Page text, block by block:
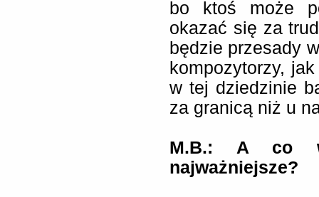
bo ktoś może
okazać się za
będzie przesady
kompozytorzy,
w tej dziedzinie
za granicą niż u
M.B.: A co
najważniejsze?